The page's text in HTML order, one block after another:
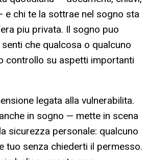
e chi te la sottrae nel sogno sta
piu privata. Il sogno puo
che qualcosa o qualcuno
controllo su aspetti importanti
legata alla vulnerabilita.
in sogno — mette in scena
sicurezza personale: qualcuno
tuo senza chiederti il permesso.